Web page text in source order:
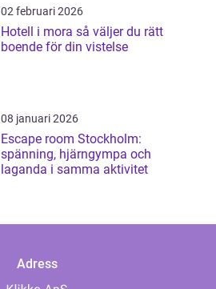
02 februari 2026
Hotell i mora så väljer du rätt
boende för din vistelse
08 januari 2026
Escape room Stockholm:
spänning, hjärngympa och
laganda i samma aktivitet
Adress